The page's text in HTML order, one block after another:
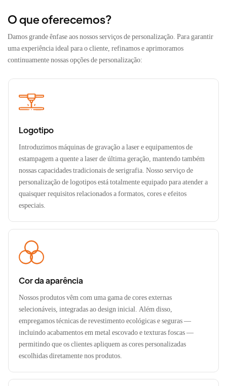
O que oferecemos?
Damos grande ênfase aos nossos serviços de personalização. Para garantir
uma experiência ideal para o cliente, refinamos e aprimoramos
continuamente nossas opções de personalização:
Logotipo
Introduzimos máquinas de gravação a laser e equipamentos de
estampagem a quente a laser de última geração, mantendo também
nossas capacidades tradicionais de serigrafia. Nosso serviço de
personalização de logotipos está totalmente equipado para atender a
quaisquer requisitos relacionados a formatos, cores e efeitos
especiais.
Cor da aparência
Nossos produtos vêm com uma gama de cores externas
selecionáveis, integradas ao design inicial. Além disso,
empregamos técnicas de revestimento ecológicas e seguras —
incluindo acabamentos em metal escovado e texturas foscas —
permitindo que os clientes apliquem as cores personalizadas
escolhidas diretamente nos produtos.